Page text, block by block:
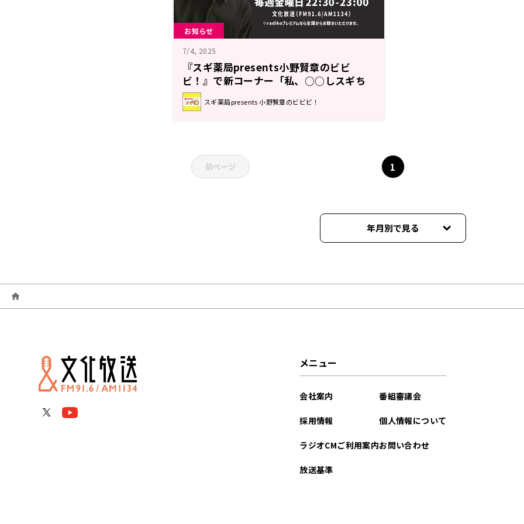
お知らせ
7/4, 2025
『スギ薬局presents小野賢章のビビ
ビ！』で新コーナー「私、○○しスギち
ゃいました」がスタート！
スギ薬局presents 小野賢章のビビビ！
前ページ 1
年月別で見る
2025年10月
2025年09月
メニュー
会社案内
採用情報
ラジオCMご利用案内
放送基準
番組審議会
個人情報について
お問い合わせ